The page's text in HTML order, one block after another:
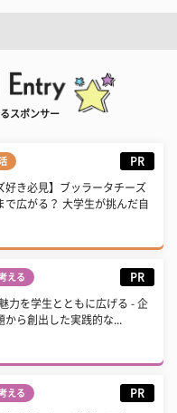
スポンサー
PR
好き必見】ブッラータチーズ
で広がる？ 大学生が挑んだ自
える PR
力を学生とともに広げる - 企
から創出した実践的な...
える PR